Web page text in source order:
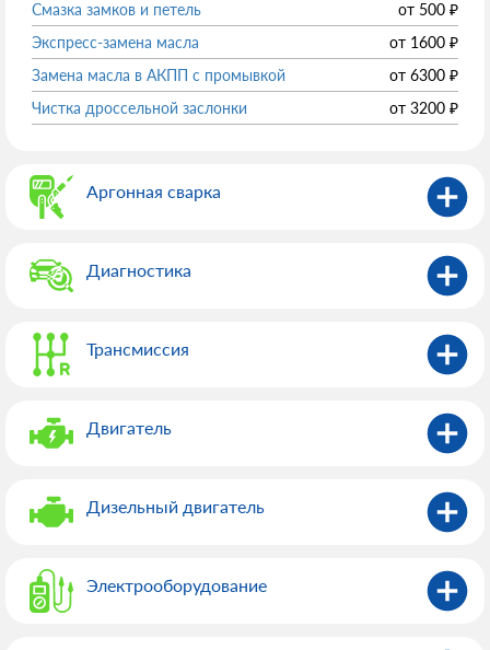
Смазка замков и петель от 500 ₽
Экспресс-замена масла
от 1600 ₽
Замена масла в АКПП с промывкой
от 6300 ₽
Чистка дроссельной заслонки
от 3200 ₽
Аргонная сварка
Диагностика
Трансмиссия
Двигатель
Дизельный двигатель
Электрооборудованиe